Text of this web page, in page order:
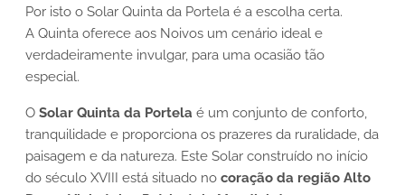
Por isto o Solar Quinta da Portela é a escolha certa.
A Quinta oferece aos Noivos um cenário ideal e
verdadeiramente invulgar, para uma ocasião tão
especial.
O Solar Quinta da Portela é um conjunto de conforto,
tranquilidade e proporciona os prazeres da ruralidade, da
paisagem e da natureza. Este Solar construído no início
do século XVIII está situado no coração da região Alto